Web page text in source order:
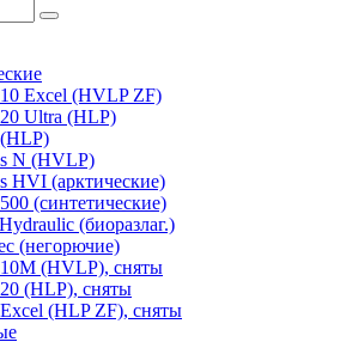
Excel (HVLP ZF)
Ultra (HLP)
N (HVLP)
HVI (арктические)
(синтетические)
(биоразлаг.)
(негорючие)
(HVLP), сняты
(HLP), сняты
(HLP ZF), сняты